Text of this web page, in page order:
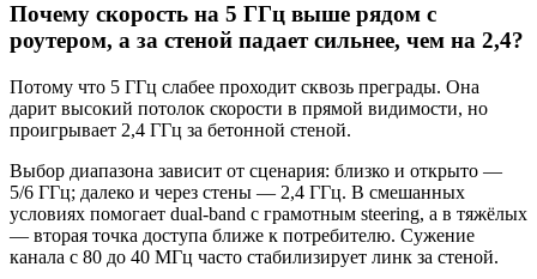
Почему скорость на 5 ГГц выше рядом с
роутером, а за стеной падает сильнее, чем на 2,4?
Потому что 5 ГГц слабее проходит сквозь преграды. Она
дарит высокий потолок скорости в прямой видимости, но
проигрывает 2,4 ГГц за бетонной стеной.
Выбор диапазона зависит от сценария: близко и открыто —
5/6 ГГц; далеко и через стены — 2,4 ГГц. В смешанных
условиях помогает dual‑band с грамотным steering, а в тяжёлых
— вторая точка доступа ближе к потребителю. Сужение
канала с 80 до 40 МГц часто стабилизирует линк за стеной.